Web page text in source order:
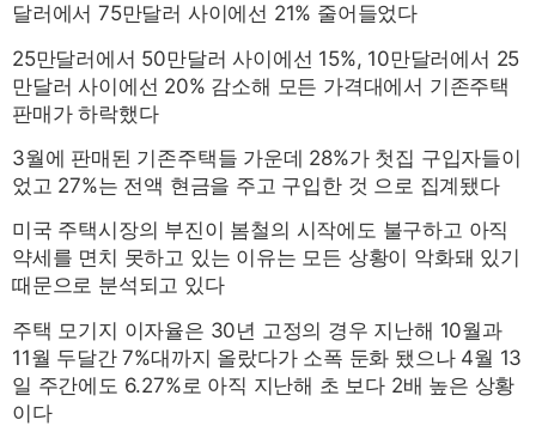
달러에서 75만달러 사이에선 21% 줄어들었다
25만달러에서 50만달러 사이에선 15%, 10만달러에서 25
만달러 사이에선 20% 감소해 모든 가격대에서 기존주택
판매가 하락했다
3월에 판매된 기존주택들 가운데 28%가 첫집 구입자들이
었고 27%는 전액 현금을 주고 구입한 것 으로 집계됐다
미국 주택시장의 부진이 봄철의 시작에도 불구하고 아직
약세를 면치 못하고 있는 이유는 모든 상황이 악화돼 있기
때문으로 분석되고 있다
주택 모기지 이자율은 30년 고정의 경우 지난해 10월과
11월 두달간 7%대까지 올랐다가 소폭 둔화 됐으나 4월 13
일 주간에도 6.27%로 아직 지난해 초 보다 2배 높은 상황
이다